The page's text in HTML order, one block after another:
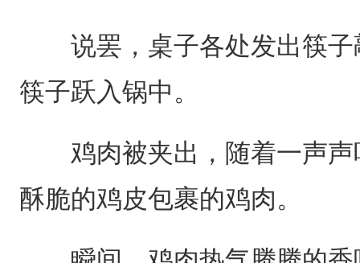
说罢，桌子各处发出筷子
筷子跃入锅中。
鸡肉被夹出，随着一声声
酥脆的鸡皮包裹的鸡肉。